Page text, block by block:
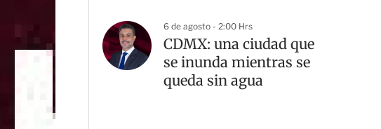
6 de agosto - 2:00 Hrs
CDMX: una ciudad que
se inunda mientras se
queda sin agua